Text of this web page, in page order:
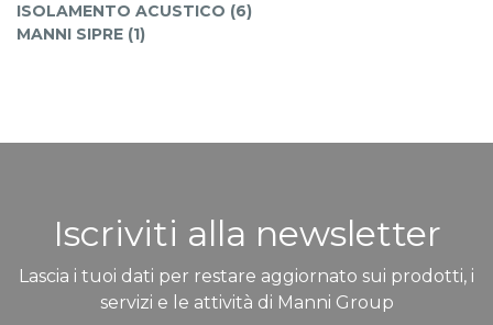
ISOLAMENTO ACUSTICO (6)
MANNI SIPRE (1)
Iscriviti alla newsletter
Lascia i tuoi dati per restare aggiornato sui prodotti, i
servizi e le attività di Manni Group